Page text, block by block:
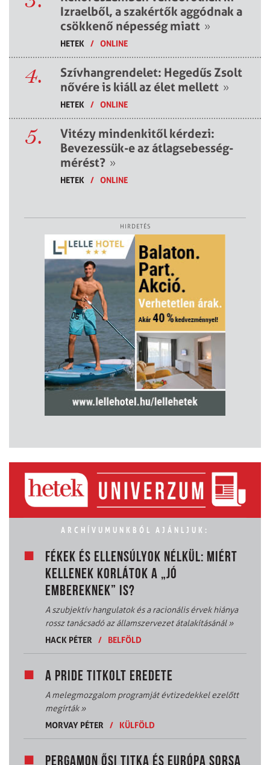
Izraelből, a szakértők aggódnak a
csökkenő népesség miatt »
HETEK / ONLINE
4.
Szívhangrendelet: Hegedűs Zsolt
nővére is kiáll az élet mellett »
HETEK / ONLINE
5.
Vitézy mindenkitől kérdezi:
Bevezessük-e az átlagsebesség-
mérést? »
HETEK / ONLINE
HIRDETÉS
ARCHÍVUMUNKBÓL AJÁNLJUK:
FÉKEK ÉS ELLENSÚLYOK NÉLKÜL: MIÉRT
KELLENEK KORLÁTOK A „JÓ
EMBEREKNEK” IS?
A szubjektív hangulatok és a racionális érvek hiánya
rossz tanácsadó az államszervezet átalakításánál»
HACK PÉTER
/ BELFÖLD
A PRIDE TITKOLT EREDETE
A melegmozgalom programját évtizedekkel ezelőtt
megírták»
MORVAY PÉTER
/ KÜLFÖLD
PERGAMON ŐSI TITKA ÉS EURÓPA SORSA